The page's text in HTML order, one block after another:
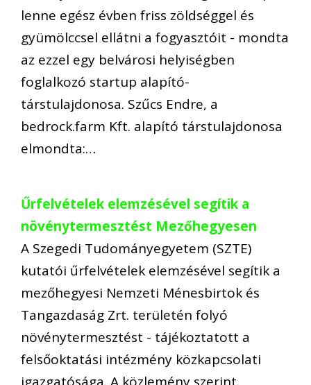
lenne egész évben friss zöldséggel és
gyümölccsel ellátni a fogyasztóit - mondta
az ezzel egy belvárosi helyiségben
foglalkozó startup alapító-
társtulajdonosa. Szűcs Endre, a
bedrock.farm Kft. alapító társtulajdonosa
elmondta:…
Űrfelvételek elemzésével segítik a
növénytermesztést Mezőhegyesen
A Szegedi Tudományegyetem (SZTE)
kutatói űrfelvételek elemzésével segítik a
mezőhegyesi Nemzeti Ménesbirtok és
Tangazdaság Zrt. területén folyó
növénytermesztést - tájékoztatott a
felsőoktatási intézmény közkapcsolati